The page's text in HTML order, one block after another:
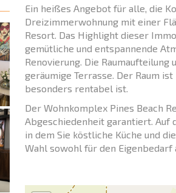
Ein heißes Angebot für alle, die
Dreizimmerwohnung mit einer
Resort. Das Highlight dieser
gemütliche und entspannende
Renovierung. Die
geräumige Terrasse. Der Raum
besonders rentabel ist.
Der Wohnkomplex Pines Beach
Abgeschiedenheit garantiert. Auf
in dem Sie köstliche Küche und
Wahl sowohl für den Eigenbedarf